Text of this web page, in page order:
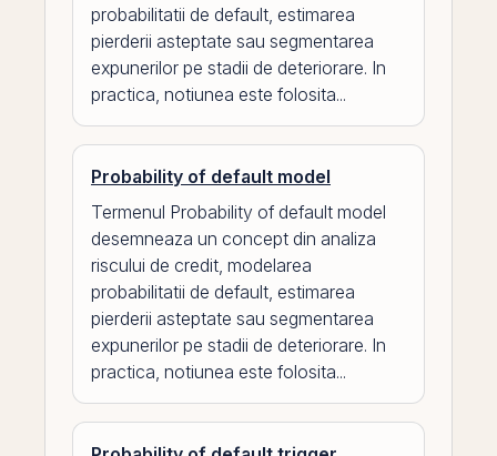
probabilitatii de default, estimarea
pierderii asteptate sau segmentarea
expunerilor pe stadii de deteriorare. In
practica, notiunea este folosita...
Probability of default model
Termenul Probability of default model
desemneaza un concept din analiza
riscului de credit, modelarea
probabilitatii de default, estimarea
pierderii asteptate sau segmentarea
expunerilor pe stadii de deteriorare. In
practica, notiunea este folosita...